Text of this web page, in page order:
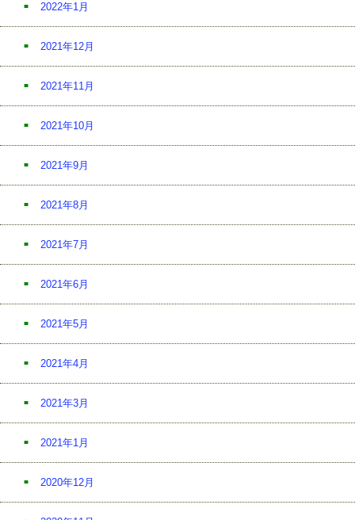
2022年1月
2021年12月
2021年11月
2021年10月
2021年9月
2021年8月
2021年7月
2021年6月
2021年5月
2021年4月
2021年3月
2021年1月
2020年12月